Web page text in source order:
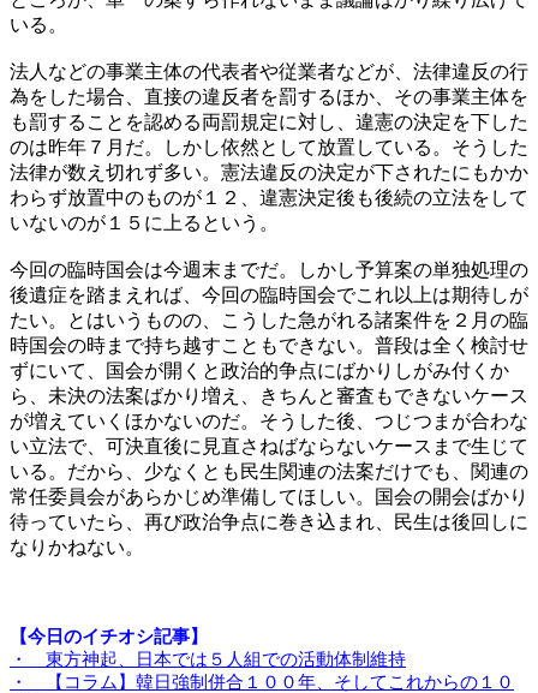
いる。
法人などの事業主体の代表者や従業者などが、法律違反の行
為をした場合、直接の違反者を罰するほか、その事業主体を
も罰することを認める両罰規定に対し、違憲の決定を下した
のは昨年７月だ。しかし依然として放置している。そうした
法律が数え切れず多い。憲法違反の決定が下されたにもかか
わらず放置中のものが１２、違憲決定後も後続の立法をして
いないのが１５に上るという。
今回の臨時国会は今週末までだ。しかし予算案の単独処理の
後遺症を踏まえれば、今回の臨時国会でこれ以上は期待しが
たい。とはいうものの、こうした急がれる諸案件を２月の臨
時国会の時まで持ち越すこともできない。普段は全く検討せ
ずにいて、国会が開くと政治的争点にばかりしがみ付くか
ら、未決の法案ばかり増え、きちんと審査もできないケース
が増えていくほかないのだ。そうした後、つじつまが合わな
い立法で、可決直後に見直さねばならないケースまで生じて
いる。だから、少なくとも民生関連の法案だけでも、関連の
常任委員会があらかじめ準備してほしい。国会の開会ばかり
待っていたら、再び政治争点に巻き込まれ、民生は後回しに
なりかねない。
【今日のイチオシ記事】
・ 東方神起、日本では５人組での活動体制維持
・ 【コラム】韓日強制併合１００年、そしてこれからの１０